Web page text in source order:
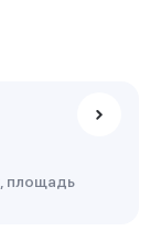
площадь